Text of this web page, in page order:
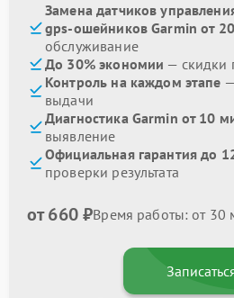
Замена датчиков
gps-ошейников Garmin от
обслуживание
До 30% экономии — скидки
Контроль на каждом этапе
выдачи
Диагностика Garmin от 10
выявление
Официальная гарантия до
проверки результата
от 660 ₽Время работы: от 30